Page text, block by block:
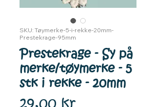
SKU: Tøymerke-5-i-rekke-20mm-
Prestekrage-95mm
Prestekrage - Sy på
merke/tøymerke - 5
stk i rekke - 20mm